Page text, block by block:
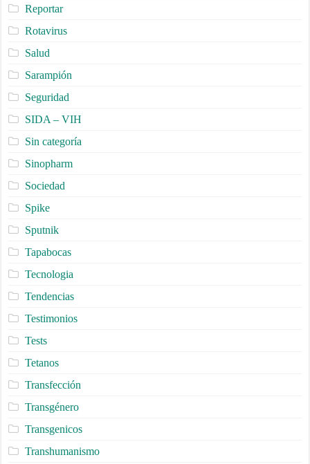
Reportar
Rotavirus
Salud
Sarampión
Seguridad
SIDA – VIH
Sin categoría
Sinopharm
Sociedad
Spike
Sputnik
Tapabocas
Tecnologia
Tendencias
Testimonios
Tests
Tetanos
Transfección
Transgénero
Transgenicos
Transhumanismo